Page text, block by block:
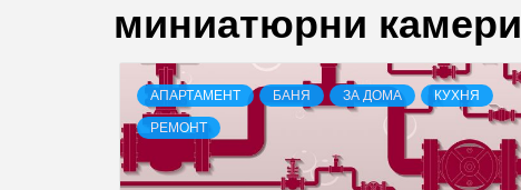
миниатюрни камери
АПАРТАМЕНТ БАНЯ ЗА ДОМА КУХНЯ
РЕМОНТ